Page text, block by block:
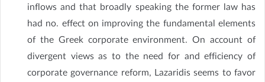
inflows and that broadly speaking the former law has
had no. effect on improving the fundamental elements
of the Greek corporate environment. On account of
divergent views as to the need for and efficiency of
corporate governance reform, Lazaridis seems to favor